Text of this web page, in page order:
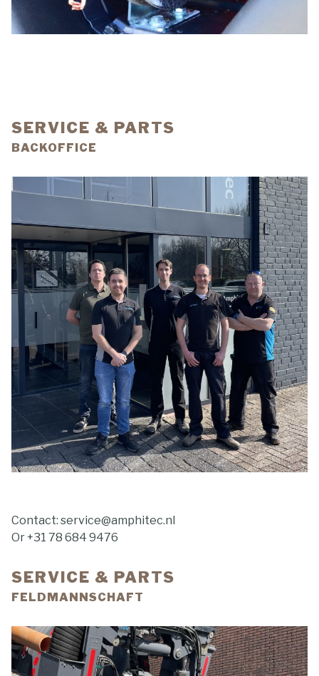
SERVICE & PARTS
BACKOFFICE
Contact: service@amphitec.nl
Or +31 78 684 9476
SERVICE & PARTS
FELDMANNSCHAFT